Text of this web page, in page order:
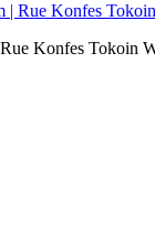
Konfes Tokoin